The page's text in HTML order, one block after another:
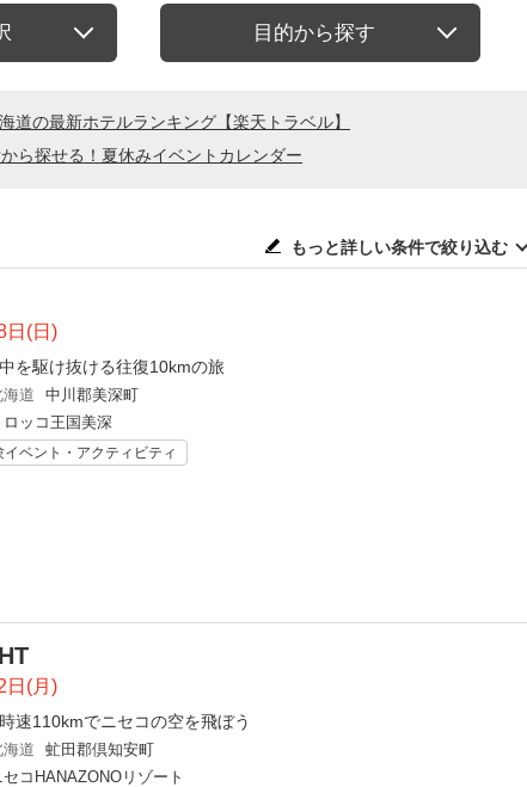
目的から探す
道の最新ホテルランキング【楽天トラベル】
から探せる！夏休みイベントカレンダー
もっと詳しい条件で絞り込む
日(日)
を駆け抜ける往復10kmの旅
海道
中川郡美深町
ロッコ王国美深
イベント・アクティビティ
日(月)
速110kmでニセコの空を飛ぼう
海道
虻田郡倶知安町
セコHANAZONOリゾート